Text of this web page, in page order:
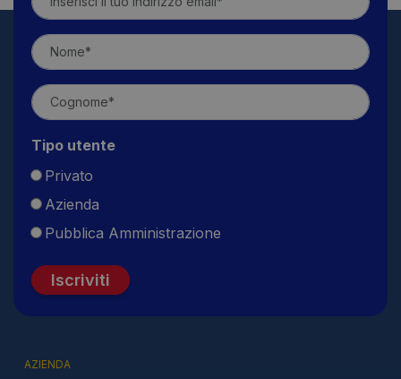
Tipo utente
Privato
Azienda
Pubblica Amministrazione
Iscriviti
AZIENDA